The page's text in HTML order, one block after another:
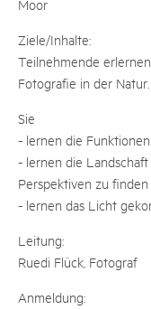
Moor
Ziele/Inhalte:
Teilnehmende
Fotografie in der Natur.
Sie
- lernen die
- lernen die
Perspektiven zu finden
- lernen das Licht
Leitung:
Ruedi Flück, Fotograf
Anmeldung: